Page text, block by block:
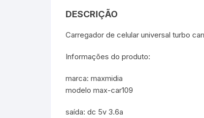
DESCRIÇÃO
Carregador de celular universal turbo
Informações do produto:
marca: maxmidia
modelo max-car109
saída: dc 5v 3.6a